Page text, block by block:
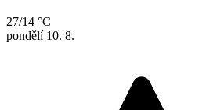
27/14 °C
pondělí 10. 8.